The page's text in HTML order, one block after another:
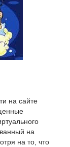
на сайте
на
на то, что